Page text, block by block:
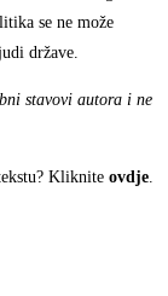
se ne može
države.
stavovi autora i ne
Kliknite ovdje.